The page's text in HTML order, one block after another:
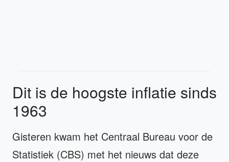
Dit is de hoogste inflatie sinds
1963
Gisteren kwam het Centraal Bureau voor de
Statistiek (CBS) met het nieuws dat deze